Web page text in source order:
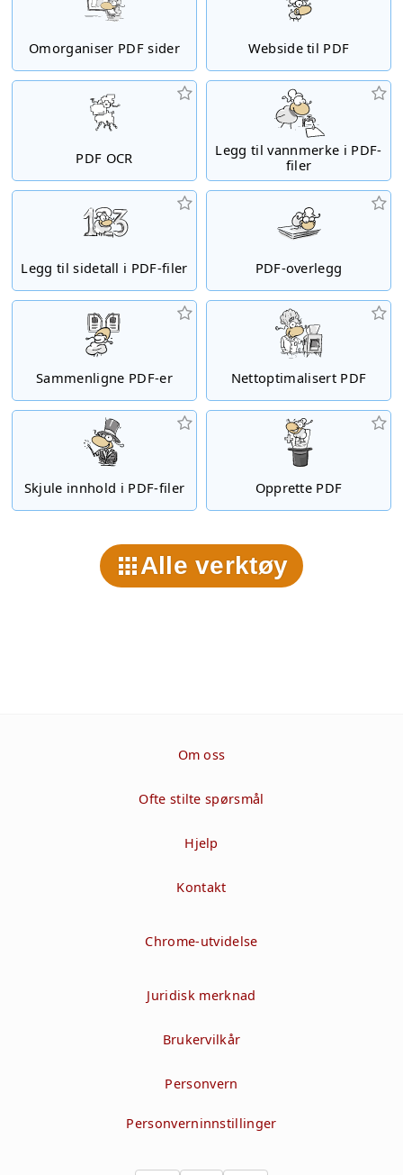
Omorganiser PDF sider Webside til PDF
PDF OCR
Legg til vannmerke i PDF-
filer
Legg til sidetall i PDF-filer PDF-overlegg
Sammenligne PDF-er Nettoptimalisert PDF
Skjule innhold i PDF-filer Opprette PDF
Alle verktøy
Om oss
Ofte stilte spørsmål
Hjelp
Kontakt
Chrome-utvidelse
Juridisk merknad
Brukervilkår
Personvern
Personverninnstillinger